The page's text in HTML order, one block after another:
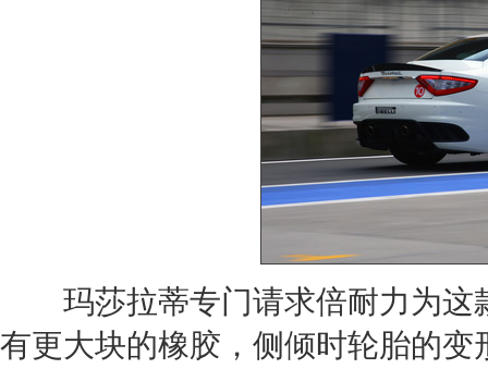
玛莎拉蒂专门请求倍耐力为这
有更大块的橡胶，侧倾时轮胎的变